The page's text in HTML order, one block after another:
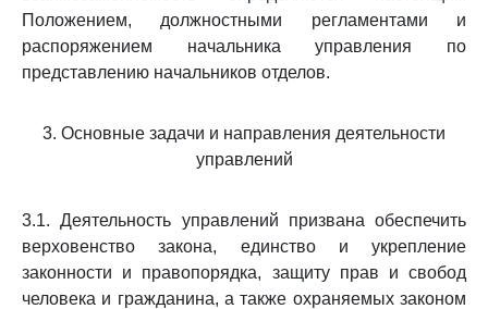
Положением, должностными регламентами и
распоряжением начальника управления по
представлению начальников отделов.
3. Основные задачи и направления деятельности
управлений
3.1. Деятельность управлений призвана обеспечить
верховенство закона, единство и укрепление
законности и правопорядка, защиту прав и свобод
человека и гражданина, а также охраняемых законом